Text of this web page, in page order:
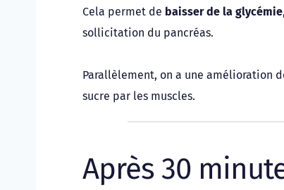
Cela permet de baisser de la glycémie
sollicitation du pancréas.
Parallèlement, on a une amélioration
sucre par les muscles.
Après 30